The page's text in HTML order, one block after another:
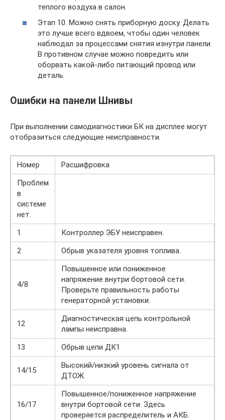
теплого воздуха в салон.
Этап 10. Можно снять приборную доску. Делать
это лучше всего вдвоем, чтобы один человек
наблюдал за процессами снятия изнутри панели.
В противном случае можно повредить или
оборвать какой-либо питающий провод или
деталь.
Ошибки на панели Шнивы
При выполнении самодиагностики БК на дисплее могут
отобразиться следующие неисправности.
Номер
Расшифровка
Проблем
в
системе
нет.
1
Контроллер ЭБУ неисправен.
2
Обрыв указателя уровня топлива.
4/8
Повышенное или пониженное
напряжение внутри бортовой сети.
Проверьте правильность работы
генераторной установки.
12
Диагностическая цепь контрольной
лампы неисправна.
13
Обрыв цепи ДК1
14/15
Высокий/низкий уровень сигнала от
ДТОЖ.
16/17
Повышенное/пониженное напряжение
внутри бортовой сети. Здесь
проверяется распределитель и АКБ.